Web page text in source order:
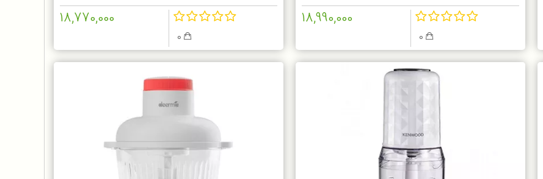
18,990,000
18,770,000